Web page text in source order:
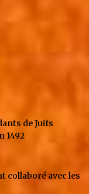
de Juifs
1492
collaboré avec les